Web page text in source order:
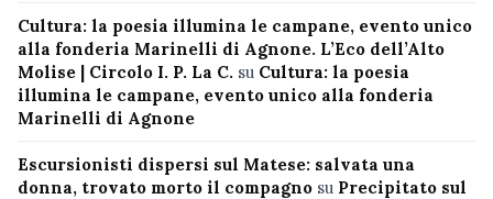
Cultura: la poesia illumina le campane, evento unico
alla fonderia Marinelli di Agnone. L’Eco dell’Alto
Molise | Circolo I. P. La C. su Cultura: la poesia
illumina le campane, evento unico alla fonderia
Marinelli di Agnone
Escursionisti dispersi sul Matese: salvata una
donna, trovato morto il compagno su Precipitato sul